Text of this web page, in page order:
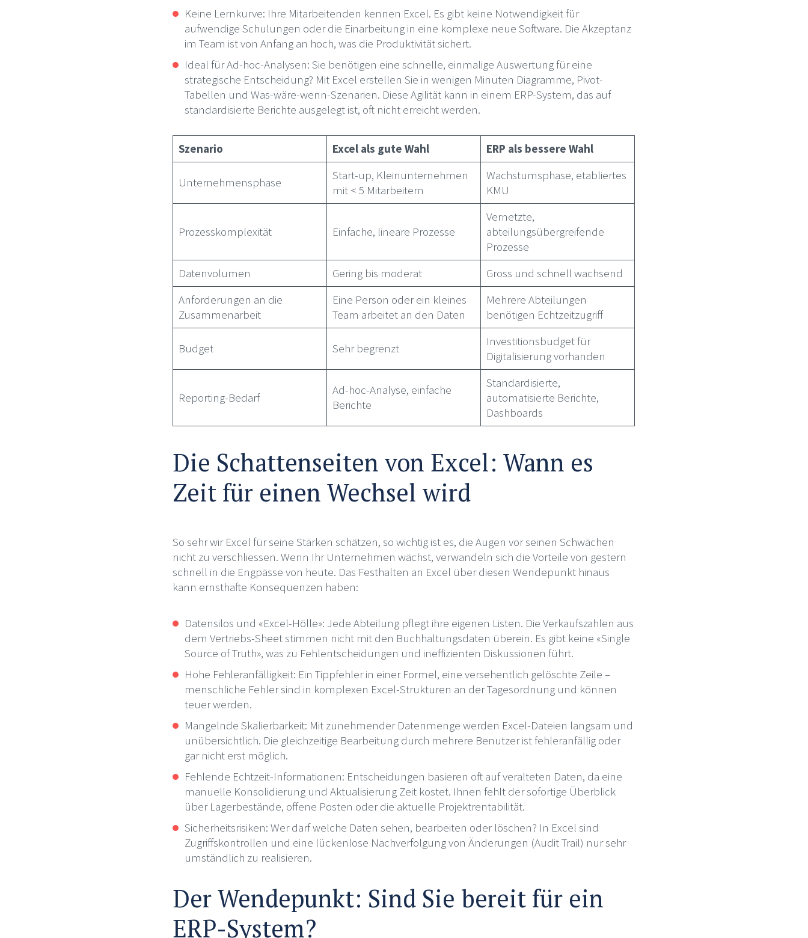
Keine Lernkurve: Ihre Mitarbeitenden kennen Excel. Es gibt keine Notwendigkeit für
aufwendige Schulungen oder die Einarbeitung in eine komplexe neue Software. Die Akzeptanz
im Team ist von Anfang an hoch, was die Produktivität sichert.
Ideal für Ad-hoc-Analysen: Sie benötigen eine schnelle, einmalige Auswertung für eine
strategische Entscheidung? Mit Excel erstellen Sie in wenigen Minuten Diagramme, Pivot-
Tabellen und Was-wäre-wenn-Szenarien. Diese Agilität kann in einem ERP-System, das auf
standardisierte Berichte ausgelegt ist, oft nicht erreicht werden.
Szenario Excel als gute Wahl ERP als bessere Wahl
Unternehmensphase
Start-up, Kleinunternehmen
mit < 5 Mitarbeitern
Wachstumsphase, etabliertes
KMU
Prozesskomplexität Einfache, lineare Prozesse
Vernetzte,
abteilungsübergreifende
Prozesse
Datenvolumen
Gering bis moderat
Gross und schnell wachsend
Anforderungen an die
Zusammenarbeit
Eine Person oder ein kleines
Team arbeitet an den Daten
Mehrere Abteilungen
benötigen Echtzeitzugriff
Budget Sehr begrenzt
Investitionsbudget für
Digitalisierung vorhanden
Reporting-Bedarf
Ad-hoc-Analyse, einfache
Berichte
Standardisierte,
automatisierte Berichte,
Dashboards
Die Schattenseiten von Excel: Wann es
Zeit für einen Wechsel wird
So sehr wir Excel für seine Stärken schätzen, so wichtig ist es, die Augen vor seinen Schwächen
nicht zu verschliessen. Wenn Ihr Unternehmen wächst, verwandeln sich die Vorteile von gestern
schnell in die Engpässe von heute. Das Festhalten an Excel über diesen Wendepunkt hinaus
kann ernsthafte Konsequenzen haben:
Datensilos und «Excel-Hölle»: Jede Abteilung pflegt ihre eigenen Listen. Die Verkaufszahlen aus
dem Vertriebs-Sheet stimmen nicht mit den Buchhaltungsdaten überein. Es gibt keine «Single
Source of Truth», was zu Fehlentscheidungen und ineffizienten Diskussionen führt.
Hohe Fehleranfälligkeit: Ein Tippfehler in einer Formel, eine versehentlich gelöschte Zeile –
menschliche Fehler sind in komplexen Excel-Strukturen an der Tagesordnung und können
teuer werden.
Mangelnde Skalierbarkeit: Mit zunehmender Datenmenge werden Excel-Dateien langsam und
unübersichtlich. Die gleichzeitige Bearbeitung durch mehrere Benutzer ist fehleranfällig oder
gar nicht erst möglich.
Fehlende Echtzeit-Informationen: Entscheidungen basieren oft auf veralteten Daten, da eine
manuelle Konsolidierung und Aktualisierung Zeit kostet. Ihnen fehlt der sofortige Überblick
über Lagerbestände, offene Posten oder die aktuelle Projektrentabilität.
Sicherheitsrisiken: Wer darf welche Daten sehen, bearbeiten oder löschen? In Excel sind
Zugriffskontrollen und eine lückenlose Nachverfolgung von Änderungen (Audit Trail) nur sehr
umständlich zu realisieren.
Der Wendepunkt: Sind Sie bereit für ein
ERP-System?